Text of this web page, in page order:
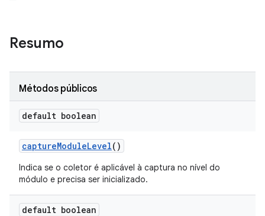
Resumo
Métodos públicos
default boolean
captureModuleLevel()
Indica se o coletor é aplicável à captura no nível do
módulo e precisa ser inicializado.
default boolean